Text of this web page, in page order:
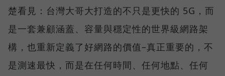
楚看見：台灣大哥大打造的不只是更快的 5G，而
是一套兼顧涵蓋、容量與穩定性的世界級網路架
構，也重新定義了好網路的價值–真正重要的，不
是測速最快，而是在任何時間、任何地點、任何